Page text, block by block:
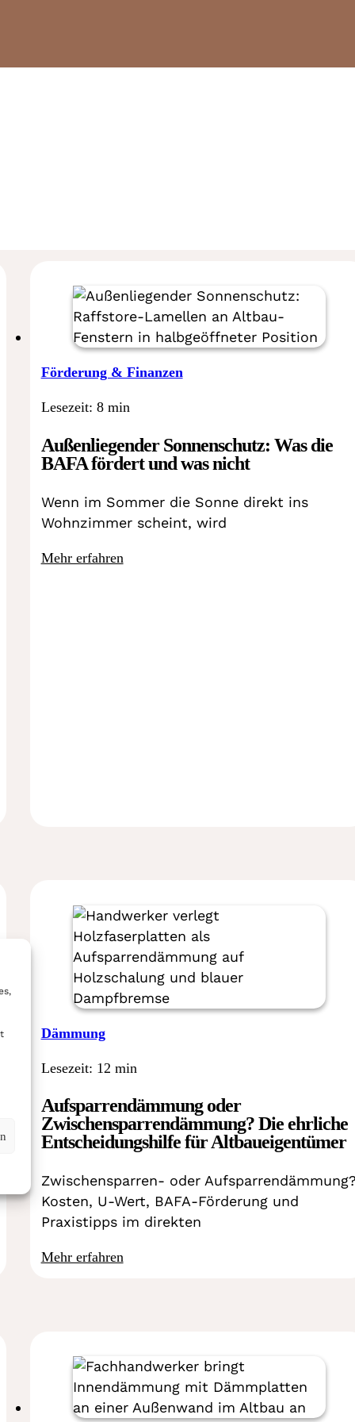
Förderung & Finanzen
Lesezeit: 8 min
Außenliegender Sonnenschutz: Was die
BAFA fördert und was nicht
Wenn im Sommer die Sonne direkt ins
Wohnzimmer scheint, wird
Mehr erfahren
Dämmung
Lesezeit: 12 min
Aufsparrendämmung oder
Zwischensparrendämmung? Die ehrliche
Entscheidungshilfe für Altbaueigentümer
Zwischensparren- oder
Kosten, U-Wert, BAFA-Förderung und
Praxistipps im direkten
Mehr erfahren